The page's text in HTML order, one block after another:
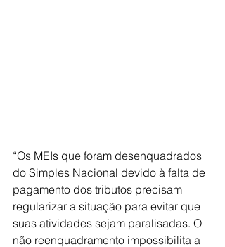
“Os MEIs que foram desenquadrados
do Simples Nacional devido à falta de
pagamento dos tributos precisam
regularizar a situação para evitar que
suas atividades sejam paralisadas. O
não reenquadramento impossibilita a